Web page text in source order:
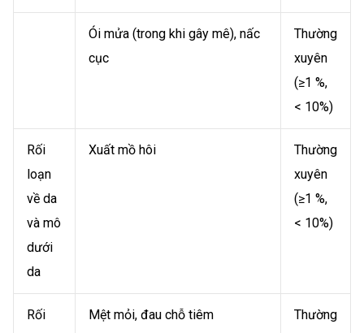
Ói mửa (trong khi gây mê), nấc
cục
Thường
xuyên
(≥1 %,
< 10%)
Rối
loạn
về da
và mô
dưới
da
Xuất mồ hôi
Thường
xuyên
(≥1 %,
< 10%)
Rối
Mệt mỏi, đau chỗ tiêm
Thường